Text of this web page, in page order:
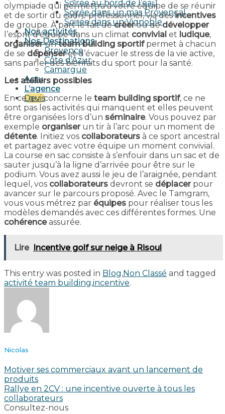
Soirée au bord de l’eau
Soirée dans un mas Provençal
Soirée dans un Vignoble
Nos activités
Nos Destinations
Provence
Côte d’Azur
Camargue
Actu
L’agence
Devis
olympiade qui permettra à votre équipe de se réunir
et de sortir du cadre professionnel, via desincentives
de groupe. À part le fait decréerou dedévelopper
l’esprit d’équipe dans un climat convivial et ludique,
organiserunteam building sportifpermet à chacun
de se dépenseret d’évacuer le stress de la vie active,
sans parler des bienfaits du sport pour la santé.
Les ateliers possibles
En ce qui concerne le team building sportif, ce ne
sont pas les activités qui manquent et elles peuvent
être organisées lors d’un séminaire. Vous pouvez par
exemple organiserun tir à l’arc pour un moment de
détente. Initiez vos collaborateurs à ce sport ancestral
et partagez avec votre équipe un moment convivial.
La course en sac consiste à s’enfouir dans un sac et de
sauter jusqu’à la ligne d’arrivée pour être sur le
podium. Vous avez aussi le jeu de l’araignée, pendant
lequel, vos collaborateurs devront se déplacerpour
avancer sur le parcours proposé. Avec le Tamgram,
vous vous métrez par équipes pour réaliser tous les
modèles demandés avec ces différentes formes. Une
cohérenceassurée.
Lire Incentive golf sur neige à Risoul
This entry was posted in Blog,Non Classé and tagged
activité team building,incentive.
Nicolas
Motiver ses commerciaux avant un lancement de
produits
Rallye en 2CV : une incentive ouverte à tous les
collaborateurs
Consultez-nous